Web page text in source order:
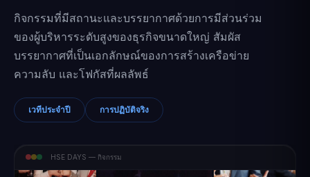
กิจกรรมที่มีสถานะและบรรยากาศด้วยการมีส่วนร่วม
ของผู้บริหารระดับสูงของธุรกิจขนาดใหญ่ สัมผัส
บรรยากาศที่เป็นเอกลักษณ์ของการสร้างเครือข่าย
ความลับ และโฟกัสที่ผลลัพธ์
เวทีประจำปี การปฏิบัติจริง
HSE DAYS — กิจกรรม